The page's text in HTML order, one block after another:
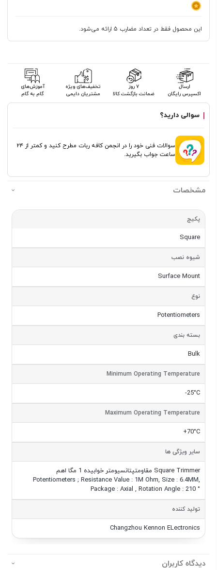
این محصول فقط در تعداد مضارب 5 ارائه می‌شود.
ارسال
اکسپرس رایگان
۷ روز
ضمانت بازگشت کالا
تخفیف‌های ویژه
مشتریان دایمی
آموزش‌های
گام به گام
سوالی دارید؟
سوالات فنی خود را در انجمن کافه ربات مطرح کنید و کمتر از ۲۴
ساعت جواب بگیرید.
مشخصات
مشخصات
پکیج
Square
شیوه نصب
Surface Mount
نوع
Potentiometers
بسته بندی
Bulk
Minimum Operating Temperature
-25°C
Maximum Operating Temperature
+70°C
سایر ویژگی ها
مقاومتپتانسیومتر خوابیده 1 مگا اهم Square Trimmer
Potentiometers ; Resistance Value : 1M Ohm, Size : 6.4MM,
Package : Axial , Rotation Angle : 210 °
تولید کننده
Changzhou Kennon ELectronics
دیدگاه کاربران